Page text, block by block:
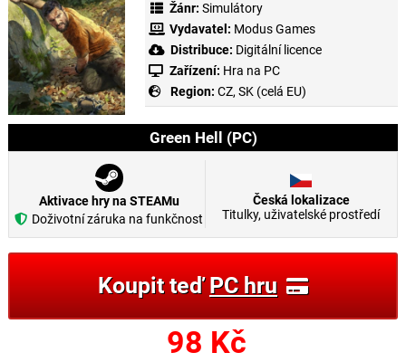
Žánr: Simulátory
Vydavatel: Modus Games
Distribuce: Digitální licence
Zařízení: Hra na PC
Region: CZ, SK (celá EU)
Green Hell (PC)
Aktivace hry na STEAMu
Doživotní záruka na funkčnost
Česká lokalizace
Titulky, uživatelské prostředí
Koupit teďPC hru
98 Kč